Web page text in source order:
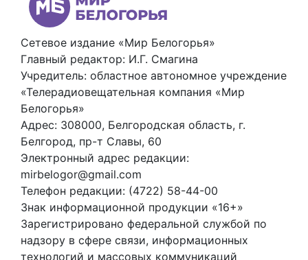
Сетевое издание «Мир Белогорья»
Главный редактор: И.Г. Смагина
Учредитель: областное автономное учреждение
«Телерадиовещательная компания «Мир
Белогорья»
Адрес: 308000, Белгородская область, г.
Белгород, пр-т Славы, 60
Электронный адрес редакции:
mirbelogor@gmail.com
Телефон редакции: (4722) 58-44-00
Знак информационной продукции «16+»
Зарегистрировано федеральной службой по
надзору в сфере связи, информационных
технологий и массовых коммуникаций